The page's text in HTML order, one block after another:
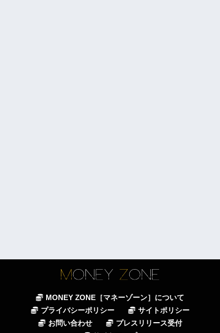
MONEY ZONE［マネーゾーン］について
プライバシーポリシー
サイトポリシー
お問い合わせ
プレスリリース受付